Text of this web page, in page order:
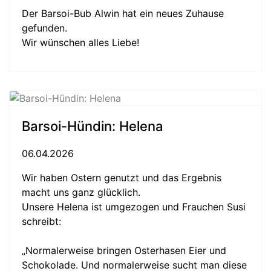
Der Barsoi-Bub Alwin hat ein neues Zuhause
gefunden.
Wir wünschen alles Liebe!
Barsoi-Hündin: Helena
06.04.2026
Wir haben Ostern genutzt und das Ergebnis
macht uns ganz glücklich.
Unsere Helena ist umgezogen und Frauchen Susi
schreibt:
„Normalerweise bringen Osterhasen Eier und
Schokolade. Und normalerweise sucht man diese